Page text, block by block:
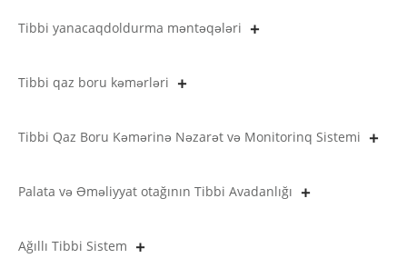
Tibbi yanacaqdoldurma məntəqələri
Tibbi qaz boru kəmərləri
Tibbi Qaz Boru Kəmərinə Nəzarət və Monitorinq Sistemi
Palata və Əməliyyat otağının Tibbi Avadanlığı
Ağıllı Tibbi Sistem